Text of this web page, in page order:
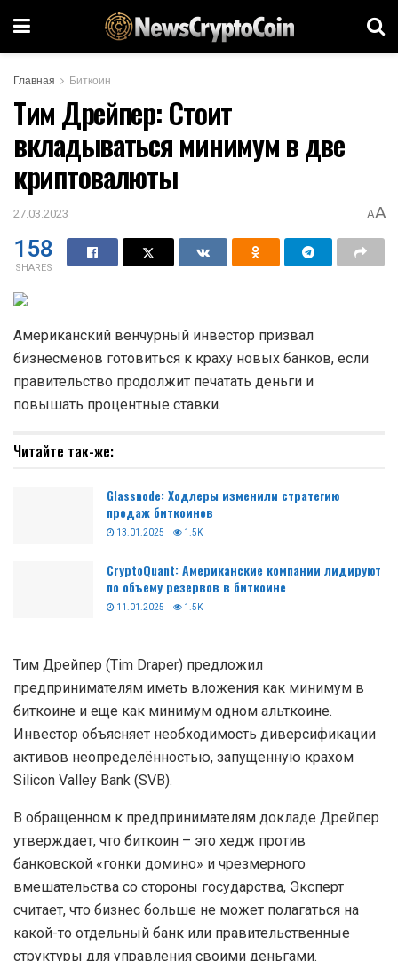
Главная Биткоин
Тим Дрейпер: Стоит
вкладываться минимум в две
криптовалюты
27.03.2023 AA
158
SHARES
Американский венчурный инвестор призвал
бизнесменов готовиться к краху новых банков, если
правительство продолжит печатать деньги и
повышать процентные ставки.
Читайте так-же:
Glassnode: Ходлеры изменили стратегию
продаж биткоинов
13.01.2025 1.5K
CryptoQuant: Американские компании лидируют
по объему резервов в биткоине
11.01.2025 1.5K
Тим Дрейпер (Tim Draper) предложил
предпринимателям иметь вложения как минимум в
биткоине и еще как минимум одном альткоине.
Инвестор объясняет необходимость диверсификации
активов неопределённостью, запущенную крахом
Silicon Valley Bank (SVB).
В обращенном к предпринимателям докладе Дрейпер
утверждает, что биткоин – это хедж против
банковской «гонки домино» и чрезмерного
вмешательства со стороны государства, Эксперт
считает, что бизнес больше не может полагаться на
какой-то отдельный банк или правительственные
структуры для управления своими деньгами.